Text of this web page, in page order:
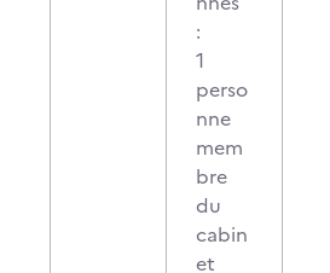
:
1
perso
nne
mem
bre
du
cabin
et